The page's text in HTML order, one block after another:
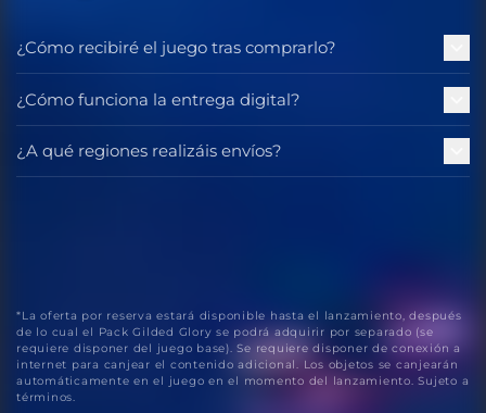
¿Cómo recibiré el juego tras comprarlo?
¿Cómo funciona la entrega digital?
¿A qué regiones realizáis envíos?
*La oferta por reserva estará disponible hasta el lanzamiento, después
de lo cual el Pack Gilded Glory se podrá adquirir por separado (se
requiere disponer del juego base). Se requiere disponer de conexión a
internet para canjear el contenido adicional. Los objetos se canjearán
automáticamente en el juego en el momento del lanzamiento. Sujeto a
términos.